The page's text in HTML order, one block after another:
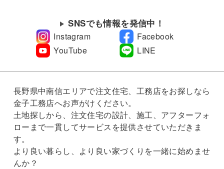
SNSでも情報を発信中！
Instagram
Facebook
YouTube
LINE
長野県中南信エリアで注文住宅、工務店をお探しなら
金子工務店へお声がけください。
土地探しから、注文住宅の設計、施工、アフターフォ
ローまで一貫してサービスを提供させていただきま
す。
より良い暮らし、より良い家づくりを一緒に始めませ
んか？